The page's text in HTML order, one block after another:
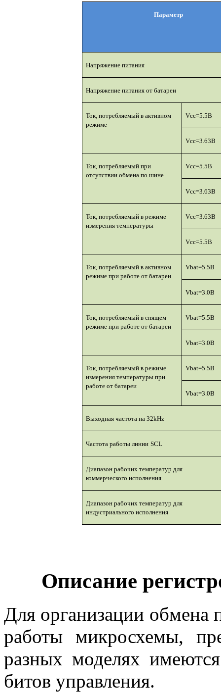
Параметр
Напряжение питания
Напряжение питания от батареи
Ток, потребляемый в активном
режиме
Vcc=5.5В
Vcc=3.63В
Ток, потребляемый при
отсутствии обмена по шине
Vcc=5.5В
Vcc=3.63В
Ток, потребляемый в режиме
измерения температуры
Vcc=3.63В
Vcc=5.5В
Ток, потребляемый в активном
режиме при работе от батареи
Vbat=5.5В
Vbat=3.0В
Ток, потребляемый в спящем
режиме при работе от батареи
Vbat=5.5В
Vbat=3.0В
Ток, потребляемый в режиме
измерения температуры при
работе от батареи
Vbat=5.5В
Vbat=3.0В
Выходная частота на 32kHz
Частота работы линии SCL
Диапазон рабочих температур для
коммерческого исполнения
Диапазон рабочих температур для
индустриального исполнения
Описание
Для организации
работы микросхемы,
разных моделях
битов управления.